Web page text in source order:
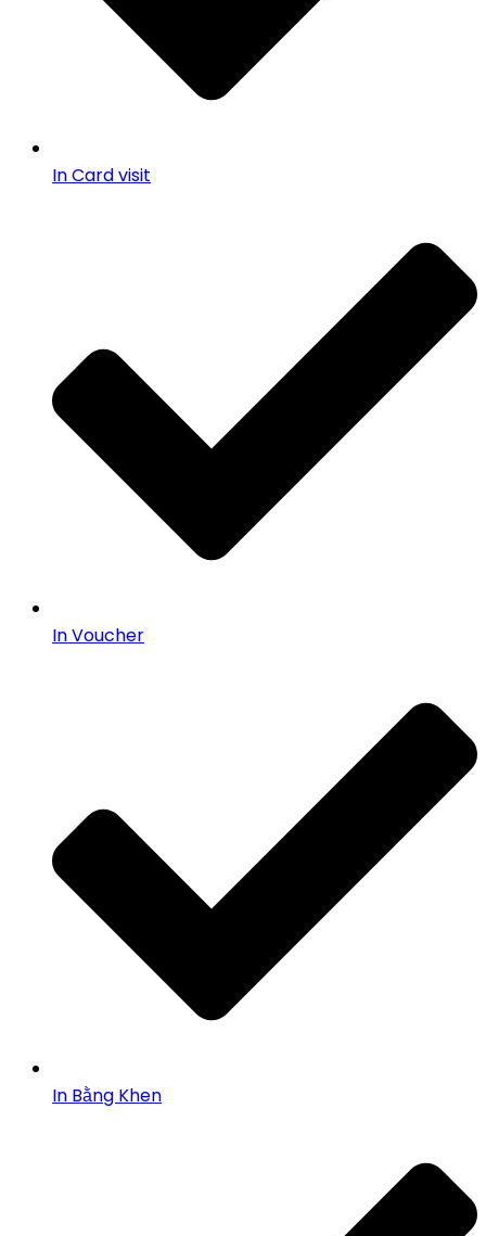
In Card visit
In Voucher
In Bằng Khen